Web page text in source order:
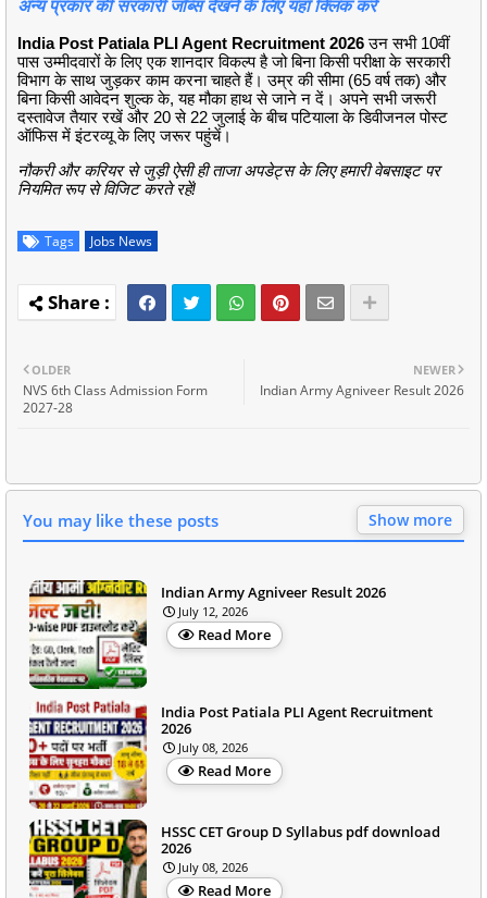
अन्य प्रकार की सरकारी जॉब्स देखने के लिए यहाँ क्लिक करें
India Post Patiala PLI Agent Recruitment 2026उन सभी 10वीं
पास उम्मीदवारों के लिए एक शानदार विकल्प है जो बिना किसी परीक्षा के सरकारी
विभाग के साथ जुड़कर काम करना चाहते हैं। उम्र की सीमा (65 वर्ष तक) और
बिना किसी आवेदन शुल्क के, यह मौका हाथ से जाने न दें। अपने सभी जरूरी
दस्तावेज तैयार रखें और 20 से 22 जुलाई के बीच पटियाला के डिवीजनल पोस्ट
ऑफिस में इंटरव्यू के लिए जरूर पहुंचें।
नौकरी और करियर से जुड़ी ऐसी ही ताजा अपडेट्स के लिए हमारी वेबसाइट पर
नियमित रूप से विजिट करते रहें!
Tags Jobs News
NEWER
Indian Army Agniveer Result 2026
OLDER
NVS 6th Class Admission Form
2027-28
You may like these posts Show more
Indian Army Agniveer Result 2026
July 12, 2026
Read More
India Post Patiala PLI Agent Recruitment
2026
July 08, 2026
Read More
HSSC CET Group D Syllabus pdf download
2026
July 08, 2026
Read More